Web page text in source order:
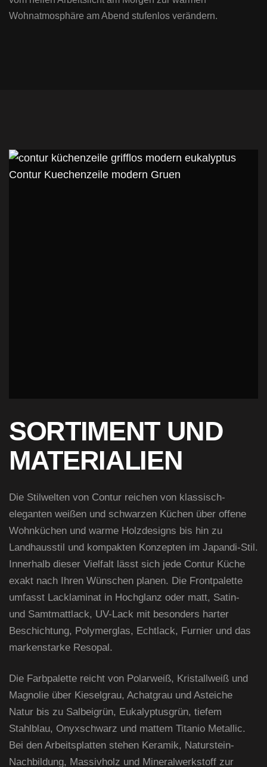
Wohnatmosphäre am Abend stufenlos verändern.
SORTIMENT UND
MATERIALIEN
Die Stilwelten von Contur reichen von klassisch-
eleganten weißen und schwarzen Küchen über offene
Wohnküchen und warme Holzdesigns bis hin zu
Landhausstil und kompakten Konzepten im Japandi-Stil.
Innerhalb dieser Vielfalt lässt sich jede Contur Küche
exakt nach Ihren Wünschen planen. Die Frontpalette
umfasst Lacklaminat in Hochglanz oder matt, Satin-
und Samtmattlack, UV-Lack mit besonders harter
Beschichtung, Polymerglas, Echtlack, Furnier und das
markenstarke Resopal.
Die Farbpalette reicht von Polarweiß, Kristallweiß und
Magnolie über Kieselgrau, Achatgrau und Asteiche
Natur bis zu Salbeigrün, Eukalyptusgrün, tiefem
Stahlblau, Onyxschwarz und mattem Titanio Metallic.
Bei den Arbeitsplatten stehen Keramik, Naturstein-
Nachbildung, Massivholz und Mineralwerkstoff zur